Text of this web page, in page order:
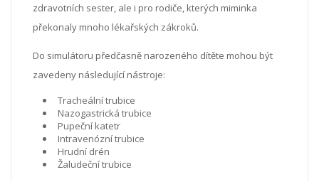
zdravotních sester, ale i pro rodiče, kterých miminka
překonaly mnoho lékařských zákroků.
Do simulátoru předčasně narozeného dítěte mohou být
zavedeny následující nástroje:
Tracheální trubice
Nazogastrická trubice
Pupeční katetr
Intravenózní trubice
Hrudní drén
Žaludeční trubice